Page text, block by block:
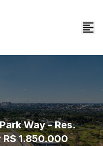
Way - Res.
R$ 1.850.000